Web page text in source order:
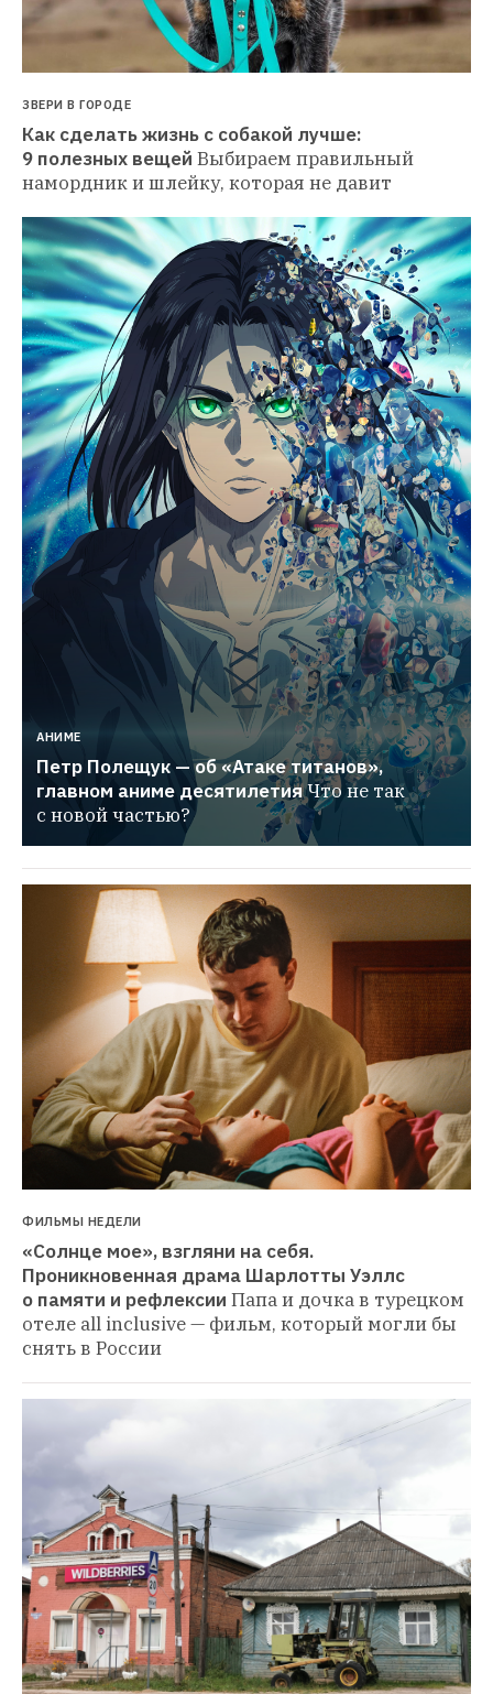
ЗВЕРИ В ГОРОДЕ
Как сделать жизнь с собакой лучше:
9 полезных вещей Выбираем правильный
намордник и шлейку, которая не давит
АНИМЕ
Петр Полещук — об «Атаке титанов»,
главном аниме десятилетияЧто не так
с новой частью?
ФИЛЬМЫ НЕДЕЛИ
«Солнце мое», взгляни на себя.
Проникновенная драма Шарлотты Уэллс
о памяти и рефлексии Папа и дочка в турецком
отеле all inclusive — фильм, который могли бы
снять в России